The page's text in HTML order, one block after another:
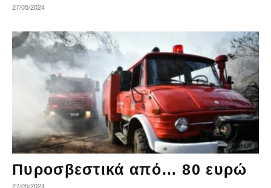
27/05/2024
Πυροσβεστικά από… 80 ευρώ
27/05/2024